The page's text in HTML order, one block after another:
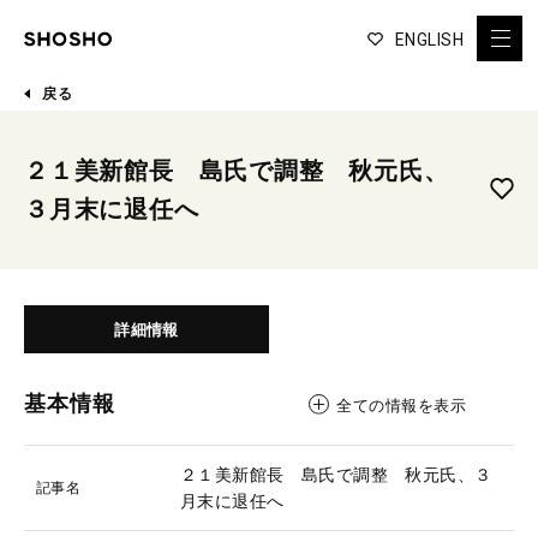
ENGLISH
戻る
２１美新館長 島氏で調整 秋元氏、
３月末に退任へ
詳細情報
基本情報 全ての情報を表示
記事名
２１美新館長 島氏で調整 秋元氏、３
月末に退任へ